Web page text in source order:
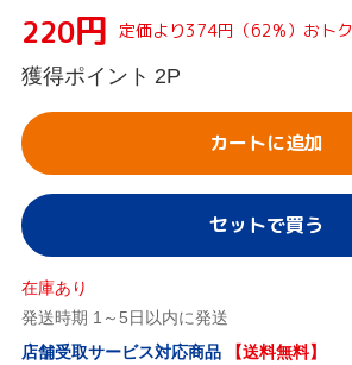
220円 定価より374円（62%）おトク
獲得ポイント 2P
カートに追加
セットで買う
在庫あり
発送時期 1～5日以内に発送
店舗受取サービス対応商品
【送料無料】